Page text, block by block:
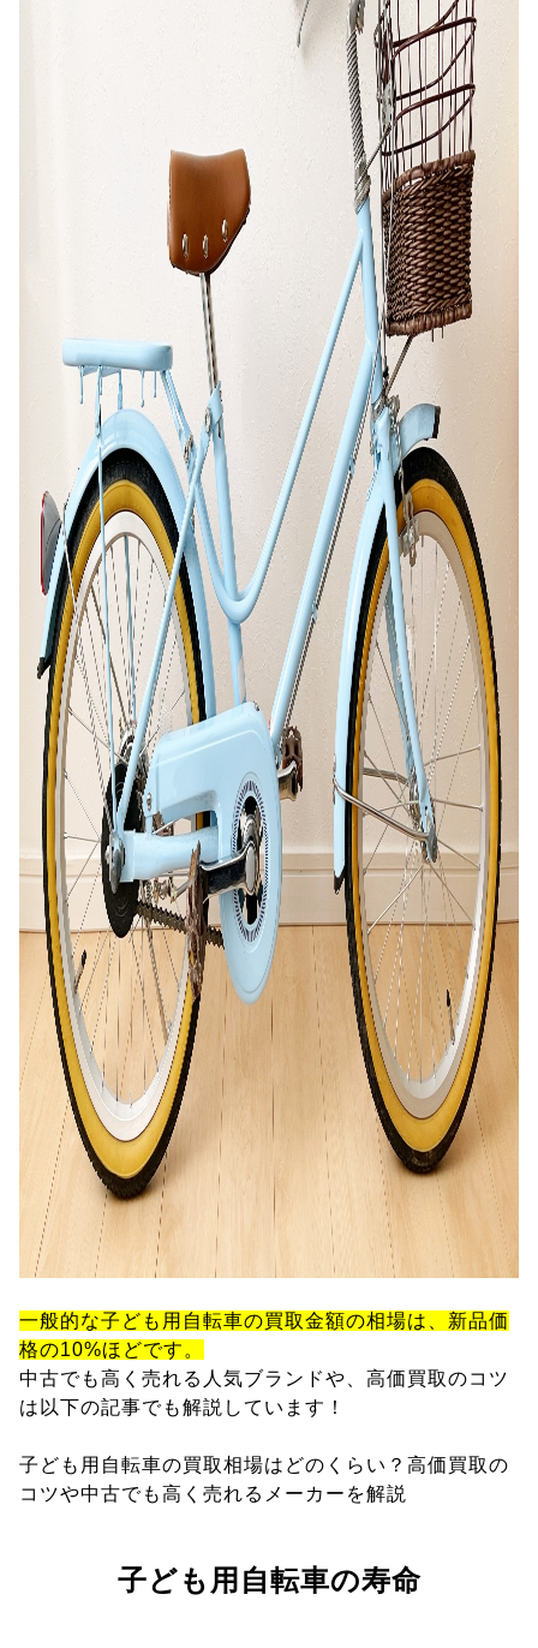
一般的な子ども用自転車の買取金額の相場は、新品価
格の10%ほどです。
中古でも高く売れる人気ブランドや、高価買取のコツ
は以下の記事でも解説しています！
子ども用自転車の買取相場はどのくらい？高価買取の
コツや中古でも高く売れるメーカーを解説
子ども用自転車の寿命